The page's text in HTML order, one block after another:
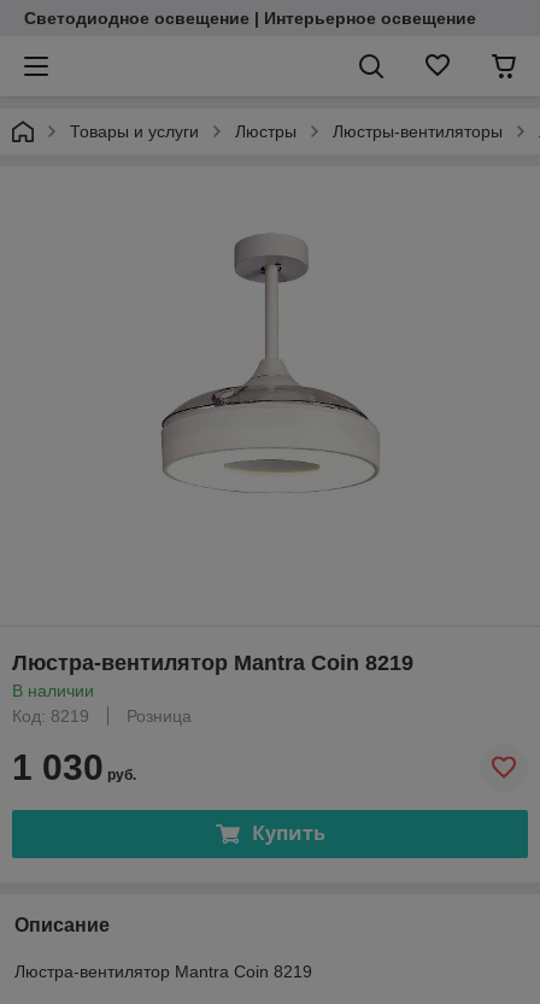
Светодиодное освещение | Интерьерное освещение
Товары и услуги Люстры Люстры-вентиляторы
Люстра-вентилятор Mantra Coin 8219
В наличии
Код: 8219
Розница
1 030 руб.
Купить
Описание
Люстра-вентилятор Mantra Coin 8219